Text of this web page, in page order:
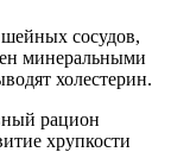
сосудов,
минеральными
холестерин.
рацион
хрупкости